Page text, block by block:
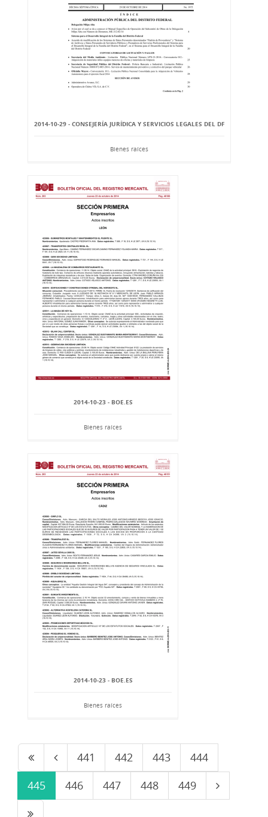
2014-10-29 - CONSEJERÍA JURÍDICA Y SERVICIOS LEGALES DEL DF
Bienes raíces
2014-10-23 - BOE.ES
Bienes raíces
2014-10-23 - BOE.ES
Bienes raíces
441 442 443
444
445
446 447 448 449